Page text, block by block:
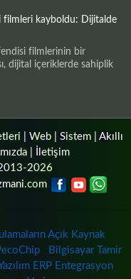
filmleri kayboldu: Dijitalde
filmlerinin bir
dijital içeriklerde sahiplik
Web| Sistem| Akıllı
İletişim
2013-2026
Açık Kaynak
Bilgisayar Tamir
ERP Entegrasyon